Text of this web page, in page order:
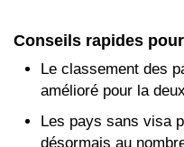
Conseils rapides
Le classement des
amélioré pour la
Les pays sans visa
désormais au